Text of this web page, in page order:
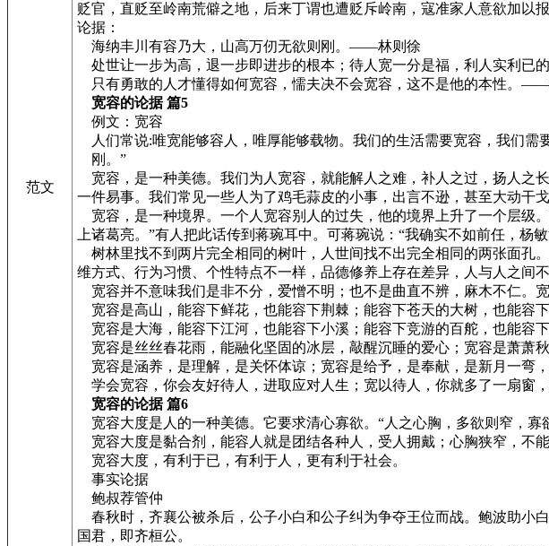
范文
贬官，直贬至岭南荒僻之地，后来丁谓也遭贬斥岭南，寇准家人意欲加
论据：
海纳丰川有容乃大，山高万仞无欲则刚。——林则徐
处世让一步为高，退一步即进步的根本；待人宽一分是福，利人实利已
只有勇敢的人才懂得如何宽容，懦夫决不会宽容，这不是他的本性。
宽容的论据 篇5
例文：宽容
人们常说:唯宽能够容人，唯厚能够载物。我们的生活需要宽容，我们需
刚。”
宽容，是一种美德。我们为人宽容，就能解人之难，补人之过，扬人之
一件易事。我们常见一些人为了鸡毛蒜皮的小事，出言不逊，甚至大动干
宽容，是一种境界。一个人宽容别人的过失，他的境界上升了一个层级
上诸葛亮。”有人把此话传到蒋琬耳中。可蒋琬说：“我确实不如前任，
树林里找不到两片完全相同的树叶，人世间找不出完全相同的两张面孔
维方式、行为习惯、个性特点不一样，品德修养上存在差异，人与人之间
宽容并不意味我们是非不分，爱憎不明；也不是曲直不辨，麻木不仁。
宽容是高山，能容下鲜花，也能容下荆棘；能容下苍天的大树，也能容下
宽容是大海，能容下江河，也能容下小溪；能容下竞游的百舵，也能容下
宽容是丝丝春花雨，能融化坚固的冰层，敲醒沉睡的爱心；宽容是萧萧
宽容是涵养，是理解，是关怀体谅；宽容是给予，是奉献，是新月一弯，
学会宽容，你会友好待人，进取应对人生；宽以待人，你就多了一扇窗
宽容的论据 篇6
宽容大度是人的一种美德。它要求清心寡欲。“人之心胸，多欲则窄，寡
宽容大度是黏合剂，能容人就是团结各种人，受人拥戴；心胸狭窄，不能
宽容大度，有利于已，有利于人，更有利于社会。
事实论据
鲍叔荐管仲
春秋时，齐襄公被杀后，公子小白和公子纠为争夺王位而战。鲍波助小
国君，即齐桓公。